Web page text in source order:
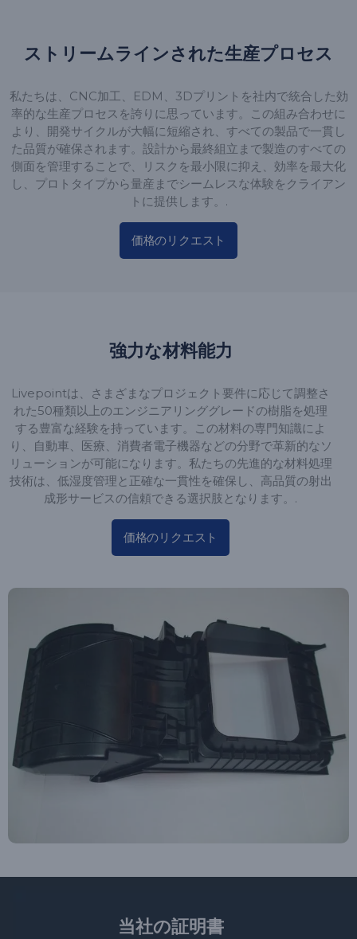
ストリームラインされた生産プロセス
私たちは、CNC加工、EDM、3Dプリントを社内で統合した効
率的な生産プロセスを誇りに思っています。この組み合わせに
より、開発サイクルが大幅に短縮され、すべての製品で一貫し
た品質が確保されます。設計から最終組立まで製造のすべての
側面を管理することで、リスクを最小限に抑え、効率を最大化
し、プロトタイプから量産までシームレスな体験をクライアン
トに提供します。.
価格のリクエスト
強力な材料能力
Livepointは、さまざまなプロジェクト要件に応じて調整さ
れた50種類以上のエンジニアリンググレードの樹脂を処理
する豊富な経験を持っています。この材料の専門知識によ
り、自動車、医療、消費者電子機器などの分野で革新的なソ
リューションが可能になります。私たちの先進的な材料処理
技術は、低湿度管理と正確な一貫性を確保し、高品質の射出
成形サービスの信頼できる選択肢となります。.
価格のリクエスト
当社の証明書